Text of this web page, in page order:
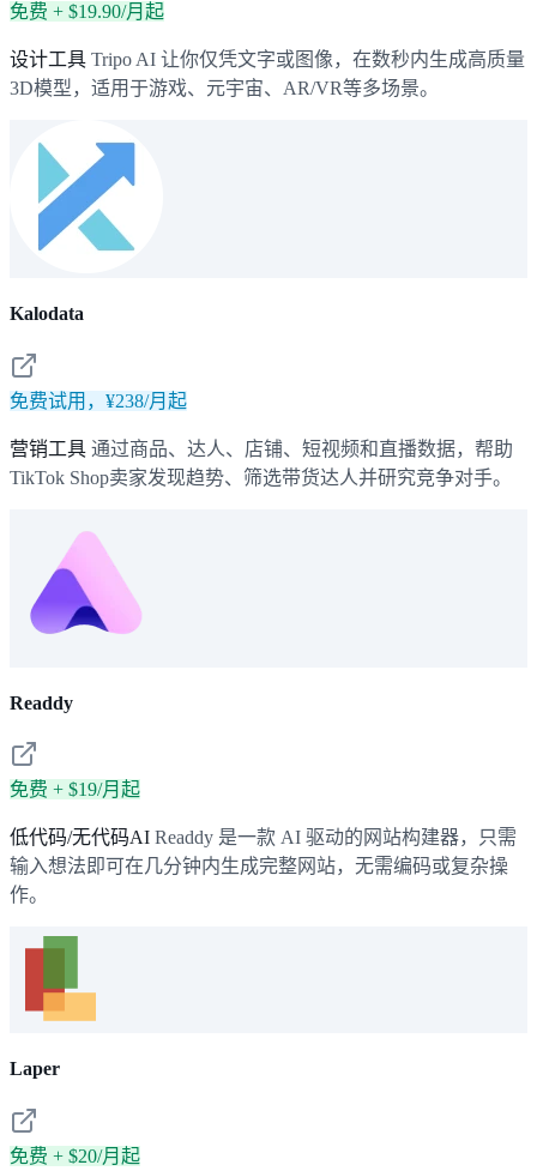
免费 + $19.90/月起
设计工具 Tripo AI 让你仅凭文字或图像，在数秒内生成高质量
3D模型，适用于游戏、元宇宙、AR/VR等多场景。
Kalodata
免费试用，¥238/月起
营销工具 通过商品、达人、店铺、短视频和直播数据，帮助
TikTok Shop卖家发现趋势、筛选带货达人并研究竞争对手。
Readdy
免费 + $19/月起
低代码/无代码AI Readdy 是一款 AI 驱动的网站构建器，只需
输入想法即可在几分钟内生成完整网站，无需编码或复杂操
作。
Laper
免费 + $20/月起